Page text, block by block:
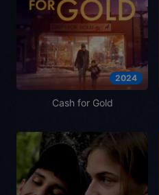
2024
Cash for Gold